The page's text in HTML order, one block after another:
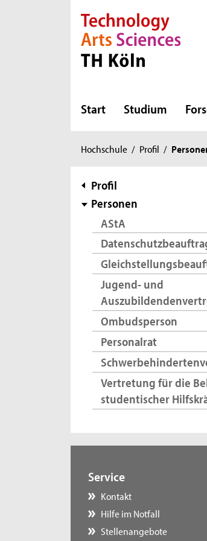
Direkt zur Hauptnavigation
Direkt zur Subnavigation
Direkt zum Inhalt
Direkt zum Fußbereich
Start Studium
Sie
hier:
Hochschule / Profil /
Subnavigation
Profil
Personen
AStA
Jugend- und
Ombudsperson
Personalrat
Vertretung für die
studentischer
Service
Kontakt
Hilfe im Notfall
Stellenangebote